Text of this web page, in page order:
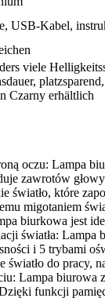
USB-Kabel,
viele
Czarny erhältlich
oczu: Lampa
zawrotów
światło, które
migotaniem
biurkowa jest
światła: Lampa
i 5 trybami
światło do pracy,
Lampa biurowa
funkcji